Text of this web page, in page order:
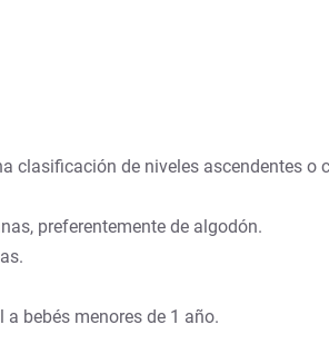
clasificación de niveles ascendentes o
preferentemente de algodón.
bebés menores de 1 año.